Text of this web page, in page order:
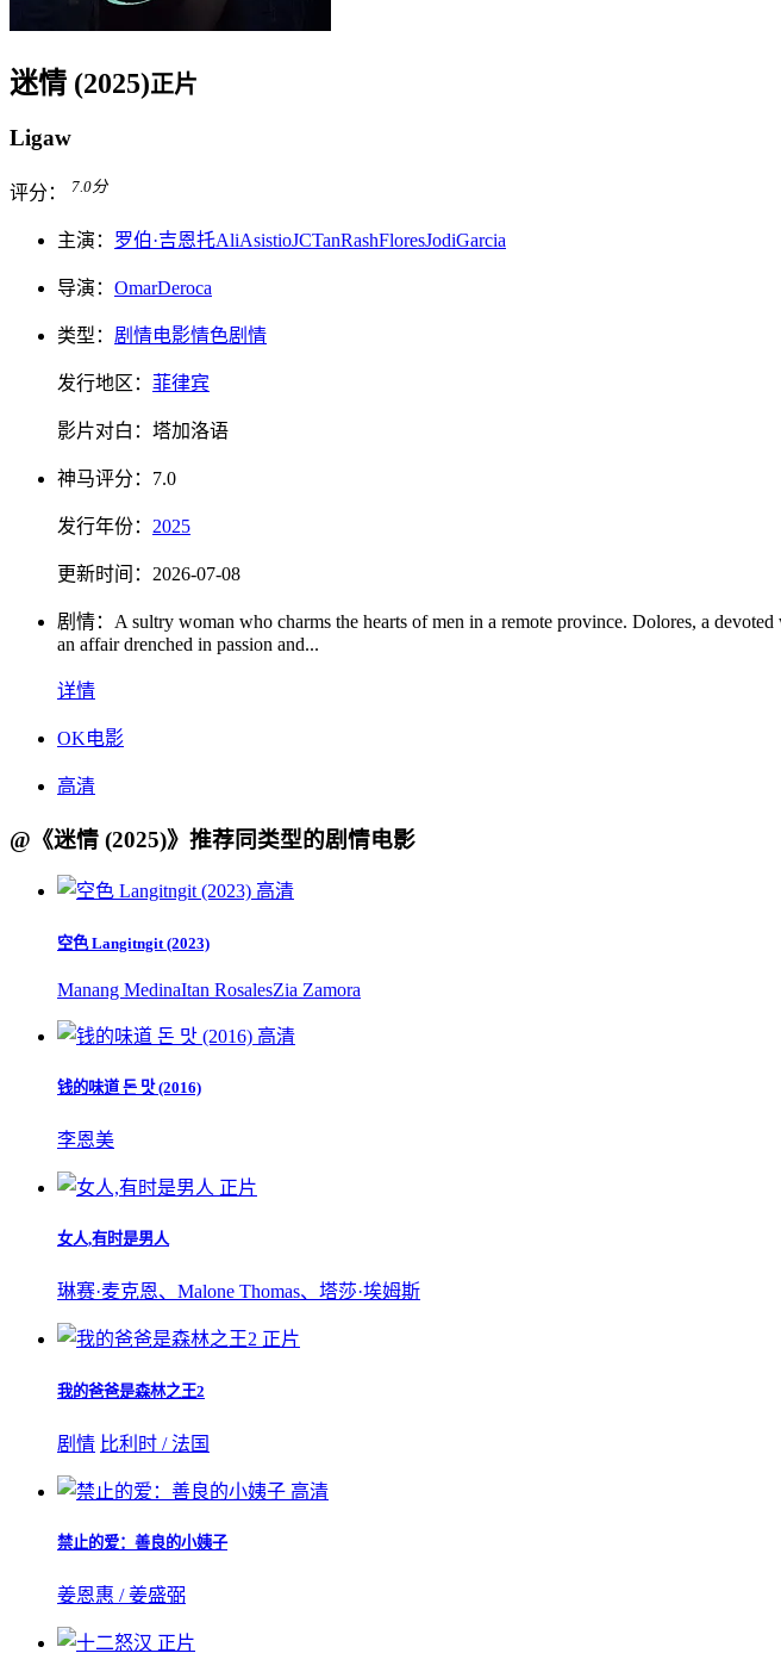
迷情 (2025)正片
Ligaw
评分： 7.0分
主演： 罗伯·吉恩托AliAsistioJCTanRashFloresJodiGarcia
导演： OmarDeroca
类型： 剧情电影情色剧情
发行地区： 菲律宾
影片对白： 塔加洛语
神马评分： 7.0
发行年份： 2025
更新时间： 2026-07-08
剧情： A sultry woman who charms the hearts of men in a remote province. Dolores, a
an affair drenched in passion and...
详情
OK电影
高清
@《迷情 (2025)》推荐同类型的剧情电影
高清
空色 Langitngit (2023)
Manang MedinaItan RosalesZia Zamora
高清
钱的味道 돈 맛 (2016)
李恩美
正片
女人,有时是男人
琳赛·麦克恩、Malone Thomas、塔莎·埃姆斯
正片
我的爸爸是森林之王2
剧情 比利时 / 法国
高清
禁止的爱：善良的小姨子
姜恩惠 / 姜盛弼
正片